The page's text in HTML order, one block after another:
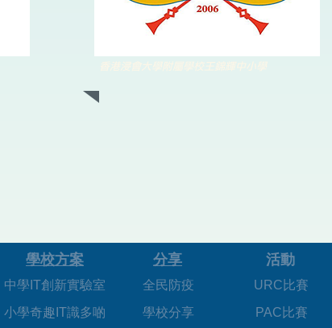
香港浸會大學附屬學校王錦輝中小學
學校方案
中學IT創新實驗室
小學奇趣IT識多啲
分享 活動
全民防疫
URC比賽
學校分享
PAC比賽